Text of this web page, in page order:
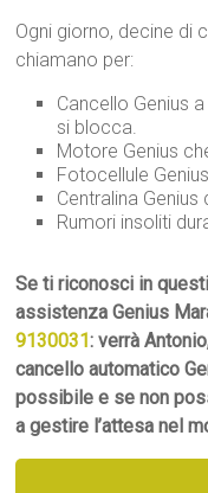
Ogni giorno, decine di
chiamano per:
Cancello Genius
si blocca.
Motore Genius
Fotocellule
Centralina
Rumori insoliti
Se ti riconosci in
assistenza Genius
9130031: verrà
cancello automatico
possibile e se non
a gestire l’attesa nel